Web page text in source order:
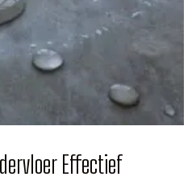
Effectief